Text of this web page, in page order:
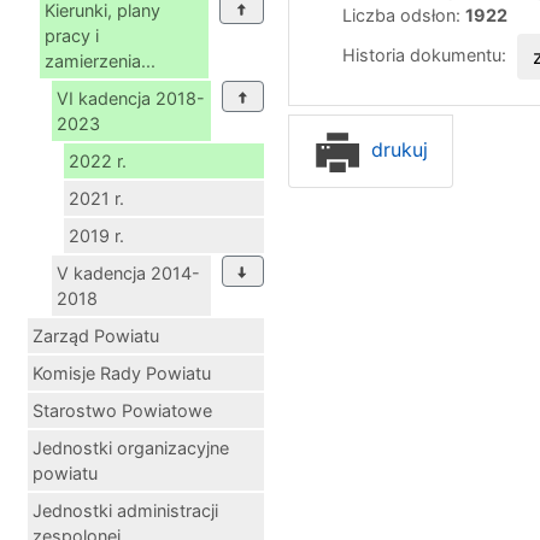
Kierunki, plany
pracy i
zamierzenia...
VI kadencja 2018-
2023
2022 r.
2021 r.
2019 r.
V kadencja 2014-
2018
Zarząd Powiatu
Komisje Rady Powiatu
Starostwo Powiatowe
Jednostki organizacyjne
powiatu
Jednostki administracji
zespolonej
Liczba odsłon: 1922
Historia dokumentu:
drukuj